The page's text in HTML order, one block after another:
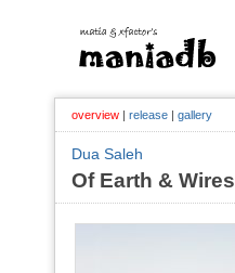
overview | release | gallery
Dua Saleh
Of Earth & Wires